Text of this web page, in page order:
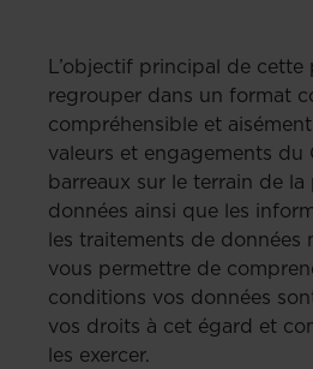
L’objectif principal de
regrouper dans un format
compréhensible et
valeurs et engagements du
barreaux sur le terrain de
données ainsi que les
les traitements de
vous permettre de
conditions vos données
vos droits à cet égard et
les exercer.